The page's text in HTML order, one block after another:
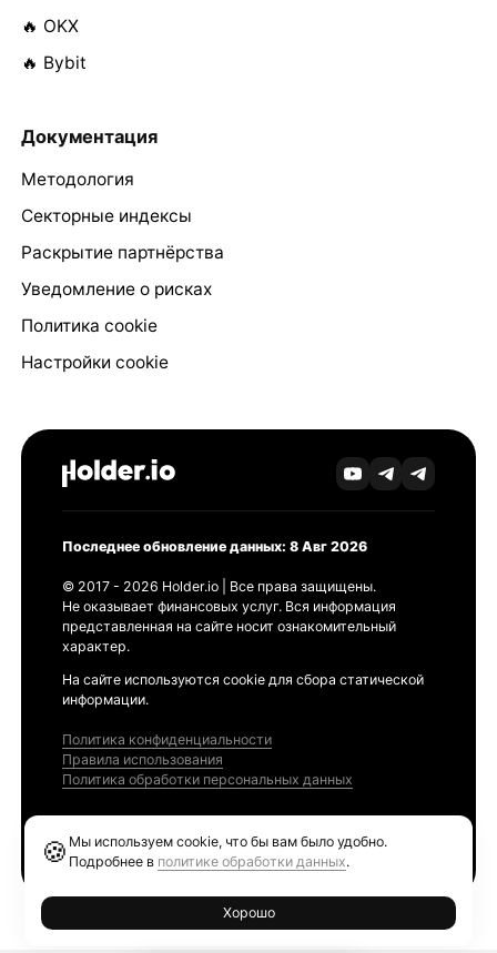
🔥 OKX
🔥 Bybit
Документация
Методология
Секторные индексы
Раскрытие партнёрства
Уведомление о рисках
Политика cookie
Настройки cookie
Последнее обновление данных: 8 Авг 2026
© 2017 - 2026 Holder.io | Все права защищены.
Не оказывает финансовых услуг. Вся информация
представленная на сайте носит ознакомительный
характер.
На сайте используются cookie для сбора статической
информации.
Политика конфиденциальности
Правила использования
Политика обработки персональных данных
🍪 Мы используем cookie, что бы вам было удобно.
Подробнее в политике обработки данных.
Хорошо
Ethereum GAS Tracker